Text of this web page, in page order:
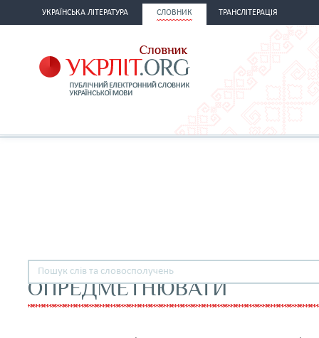
УКРАЇНСЬКА ЛІТЕРАТУРА СЛОВНИК ТРАНСЛІТЕРАЦІЯ
ОПРЕДМЕТНЮВАТИ